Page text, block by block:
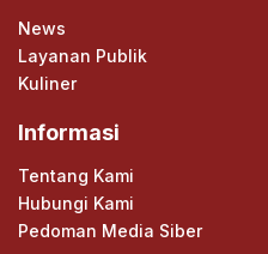
News
Layanan Publik
Kuliner
Informasi
Tentang Kami
Hubungi Kami
Pedoman Media Siber